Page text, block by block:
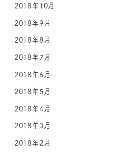
2018年10月
2018年9月
2018年8月
2018年7月
2018年6月
2018年5月
2018年4月
2018年3月
2018年2月